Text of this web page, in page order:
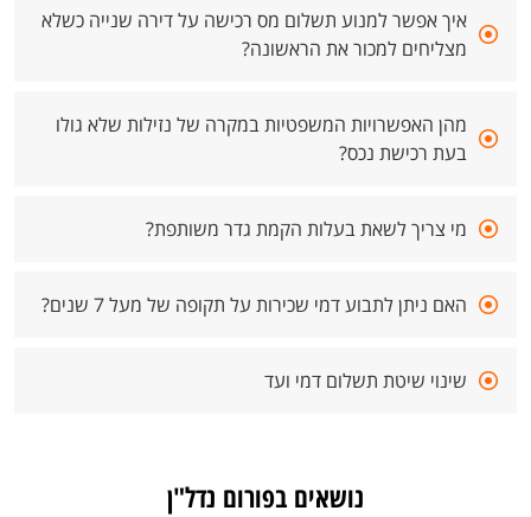
איך אפשר למנוע תשלום מס רכישה על דירה שנייה כשלא
מצליחים למכור את הראשונה?
מהן האפשרויות המשפטיות במקרה של נזילות שלא גולו
בעת רכישת נכס?
מי צריך לשאת בעלות הקמת גדר משותפת?
האם ניתן לתבוע דמי שכירות על תקופה של מעל 7 שנים?
שינוי שיטת תשלום דמי ועד
נושאים בפורום נדל"ן